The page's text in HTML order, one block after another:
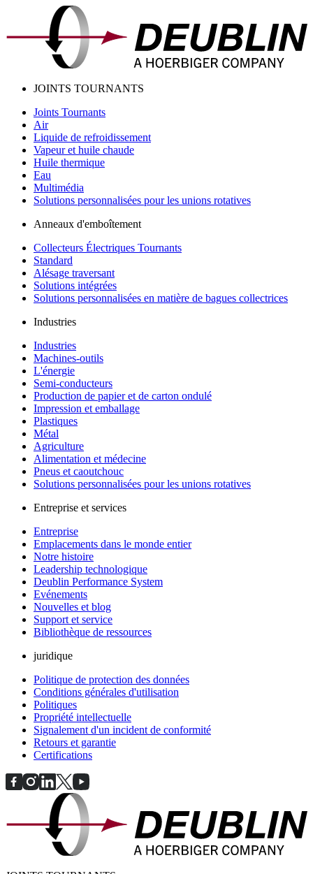
JOINTS TOURNANTS
Joints Tournants
Air
Liquide de refroidissement
Vapeur et huile chaude
Huile thermique
Eau
Multimédia
Solutions personnalisées pour les unions rotatives
Anneaux d'emboîtement
Collecteurs Électriques Tournants
Standard
Alésage traversant
Solutions intégrées
Solutions personnalisées en matière de bagues collectrices
Industries
Industries
Machines-outils
L'énergie
Semi-conducteurs
Production de papier et de carton ondulé
Impression et emballage
Plastiques
Métal
Agriculture
Alimentation et médecine
Pneus et caoutchouc
Solutions personnalisées pour les unions rotatives
Entreprise et services
Entreprise
Emplacements dans le monde entier
Notre histoire
Leadership technologique
Deublin Performance System
Evénements
Nouvelles et blog
Support et service
Bibliothèque de ressources
juridique
Politique de protection des données
Conditions générales d'utilisation
Politiques
Propriété intellectuelle
Signalement d'un incident de conformité
Retours et garantie
Certifications